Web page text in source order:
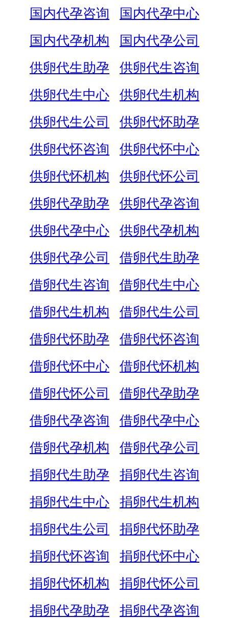
国内代孕咨询
国内代孕中心
国内代孕机构
国内代孕公司
供卵代生助孕
供卵代生咨询
供卵代生中心
供卵代生机构
供卵代生公司
供卵代怀助孕
供卵代怀咨询
供卵代怀中心
供卵代怀机构
供卵代怀公司
供卵代孕助孕
供卵代孕咨询
供卵代孕中心
供卵代孕机构
供卵代孕公司
借卵代生助孕
借卵代生咨询
借卵代生中心
借卵代生机构
借卵代生公司
借卵代怀助孕
借卵代怀咨询
借卵代怀中心
借卵代怀机构
借卵代怀公司
借卵代孕助孕
借卵代孕咨询
借卵代孕中心
借卵代孕机构
借卵代孕公司
捐卵代生助孕
捐卵代生咨询
捐卵代生中心
捐卵代生机构
捐卵代生公司
捐卵代怀助孕
捐卵代怀咨询
捐卵代怀中心
捐卵代怀机构
捐卵代怀公司
捐卵代孕助孕
捐卵代孕咨询